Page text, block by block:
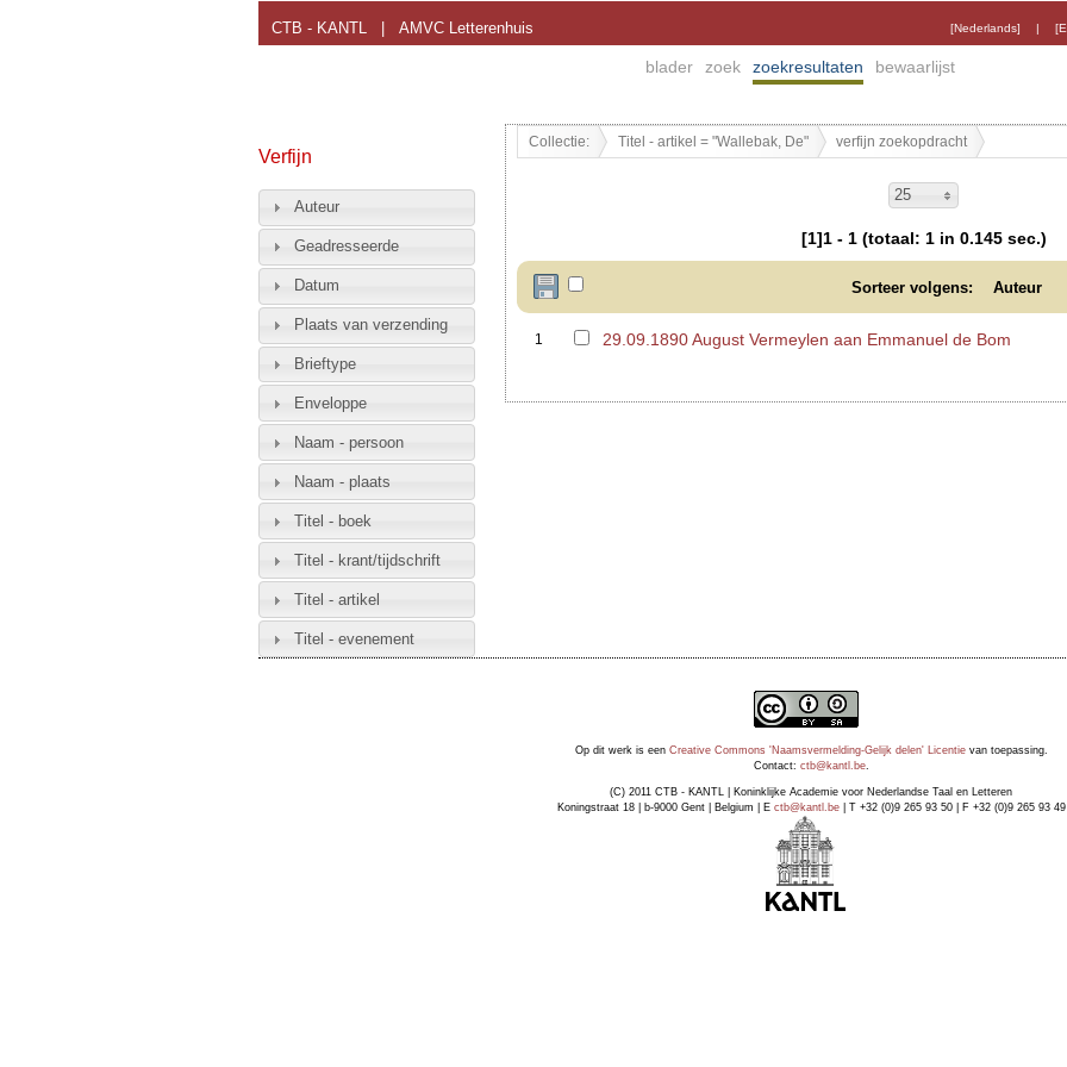
CTB - KANTL AMVC Letterenhuis |
[Nederlands]
blader zoek zoekresultaten bewaarlijst
Collectie: Titel - artikel = "Wallebak, De" verfijn zoekopdracht
25
[1]1 - 1 (totaal: 1 in 0.145 sec.)
Sorteer volgens: Auteur
1 29.09.1890 August Vermeylen aan Emmanuel de Bom
Verfijn
Auteur
Geadresseerde
Datum
Plaats van verzending
Brieftype
Enveloppe
Naam - persoon
Naam - plaats
Titel - boek
Titel - krant/tijdschrift
Titel - artikel
Titel - evenement
Op dit werk is een Creative Commons 'Naamsvermelding-Gelijk delen' Licentievan toepassing.
Contact: ctb@kantl.be.
(C) 2011 CTB - KANTL | Koninklijke Academie voor Nederlandse Taal en Letteren
Koningstraat 18 | b-9000 Gent | Belgium | E ctb@kantl.be| T +32 (0)9 265 93 50 | F +32 (0)9 265 93 49